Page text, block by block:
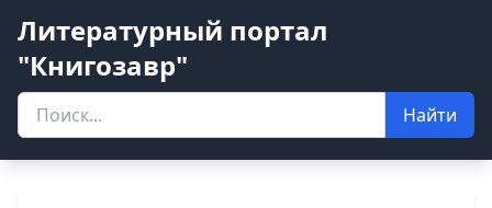
Литературный портал
"Книгозавр"
Найти